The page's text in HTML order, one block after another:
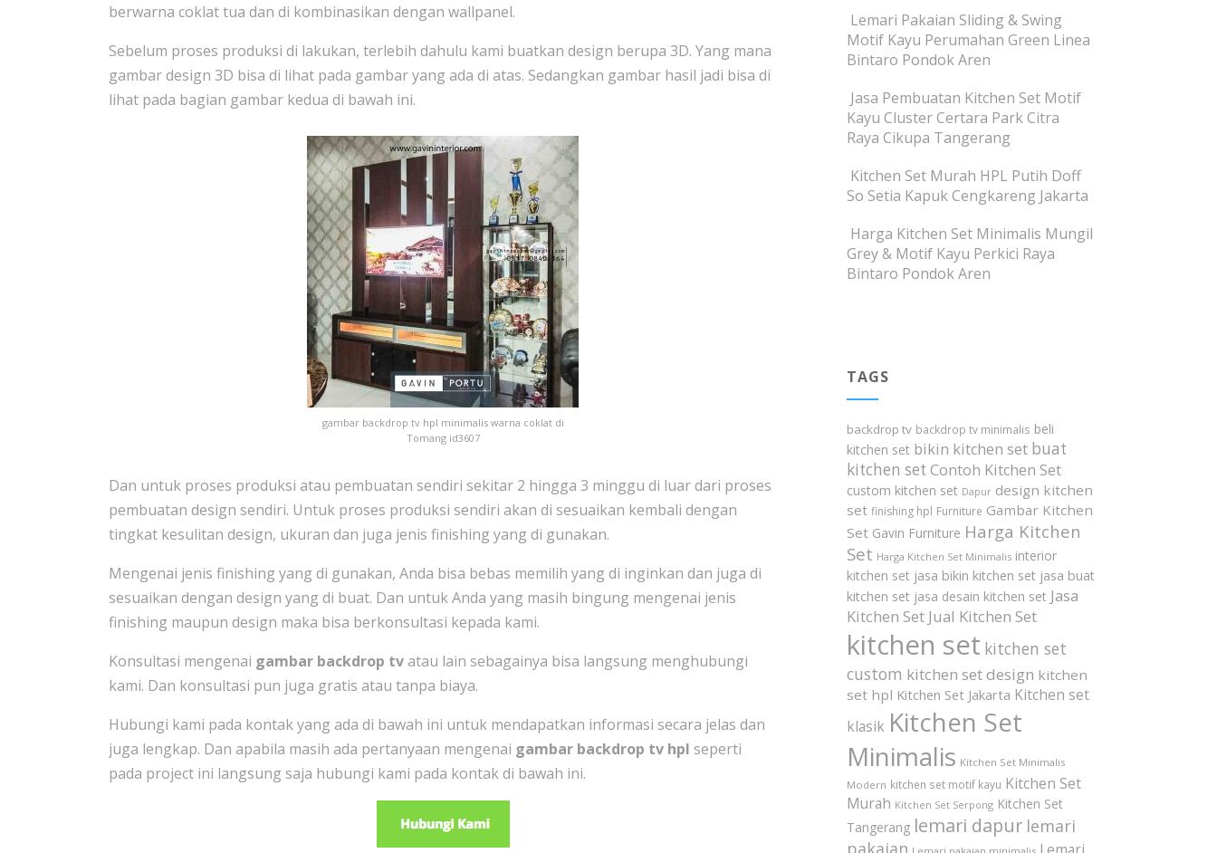
berwarna coklat tua dan di kombinasikan dengan wallpanel.
Sebelum proses produksi di lakukan, terlebih dahulu kami buatkan design berupa 3D. Yang mana
gambar design 3D bisa di lihat pada gambar yang ada di atas. Sedangkan gambar hasil jadi bisa di
lihat pada bagian gambar kedua di bawah ini.
gambar backdrop tv hpl minimalis warna coklat di
Tomang id3607
Dan untuk proses produksi atau pembuatan sendiri sekitar 2 hingga 3 minggu di luar dari proses
pembuatan design sendiri. Untuk proses produksi sendiri akan di sesuaikan kembali dengan
tingkat kesulitan design, ukuran dan juga jenis finishing yang di gunakan.
Mengenai jenis finishing yang di gunakan, Anda bisa bebas memilih yang di inginkan dan juga di
sesuaikan dengan design yang di buat. Dan untuk Anda yang masih bingung mengenai jenis
finishing maupun design maka bisa berkonsultasi kepada kami.
Konsultasi mengenai gambar backdrop tvatau lain sebagainya bisa langsung menghubungi
kami. Dan konsultasi pun juga gratis atau tanpa biaya.
Hubungi kami pada kontak yang ada di bawah ini untuk mendapatkan informasi secara jelas dan
juga lengkap. Dan apabila masih ada pertanyaan mengenai gambar backdrop tv hpl seperti
pada project ini langsung saja hubungi kami pada kontak di bawah ini.
Lemari Pakaian Sliding & Swing
Motif Kayu Perumahan Green Linea
Bintaro Pondok Aren
Jasa Pembuatan Kitchen Set Motif
Kayu Cluster Certara Park Citra
Raya Cikupa Tangerang
Kitchen Set Murah HPL Putih Doff
So Setia Kapuk Cengkareng Jakarta
Harga Kitchen Set Minimalis Mungil
Grey & Motif Kayu Perkici Raya
Bintaro Pondok Aren
TAGS
backdrop tv backdrop tv minimalis beli
kitchen set bikin kitchen set buat
kitchen set Contoh Kitchen Set
custom kitchen set Dapur design kitchen
set finishing hpl Furniture Gambar Kitchen
Set Gavin Furniture Harga Kitchen
Set Harga Kitchen Set Minimalis interior
kitchen set jasa bikin kitchen set jasa buat
kitchen set jasa desain kitchen set Jasa
Kitchen Set Jual Kitchen Set
kitchen set kitchen set
custom kitchen set design kitchen
set hpl Kitchen Set Jakarta Kitchen set
klasik Kitchen Set
Minimalis Kitchen Set Minimalis
Modern kitchen set motif kayu Kitchen Set
Murah Kitchen Set Serpong Kitchen Set
Tangerang lemari dapur lemari
pakaian